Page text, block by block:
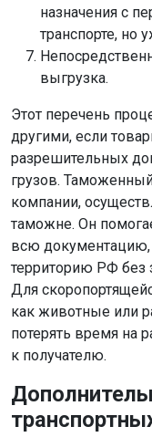
назначения с
транспорте, но
выгрузка.
Этот перечень
другими, если
разрешительных
грузов.
компании,
таможне. Он
всю документацию,
территорию РФ без
Для
как животные или
потерять время на
к получателю.